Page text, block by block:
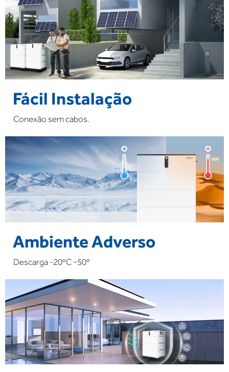
Fácil Instalação
Conexão sem cabos.
Ambiente Adverso
Descarga -20ºC ~50º